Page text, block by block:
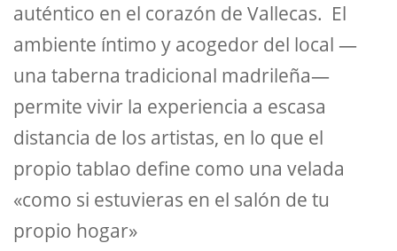
auténtico en el corazón de Vallecas. El
ambiente íntimo y acogedor del local —
una taberna tradicional madrileña—
permite vivir la experiencia a escasa
distancia de los artistas, en lo que el
propio tablao define como una velada
«como si estuvieras en el salón de tu
propio hogar»